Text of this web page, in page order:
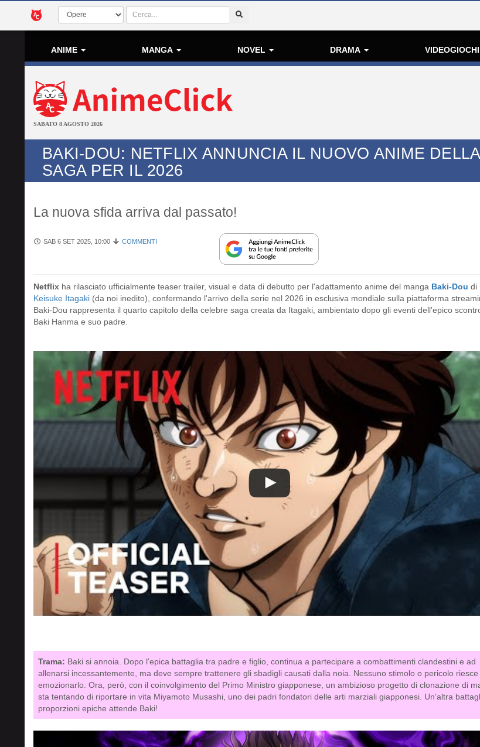
ANIME MANGA NOVEL DRAMA VIDEOGIOCHI
SABATO 8 AGOSTO 2026
BAKI-DOU: NETFLIX ANNUNCIA IL NUOVO ANIME DELLA
SAGA PER IL 2026
La nuova sfida arriva dal passato!
SAB 6 SET 2025, 10:00 COMMENTI
Netflix ha rilasciato ufficialmente teaser trailer, visual e data di debutto per l'adattamento anime del manga Baki-Dou di
Keisuke Itagaki (da noi inedito), confermando l'arrivo della serie nel 2026 in esclusiva mondiale sulla piattaforma
Baki-Dou rappresenta il quarto capitolo della celebre saga creata da Itagaki, ambientato dopo gli eventi dell'epico
Baki Hanma e suo padre.
Trama: Baki si annoia. Dopo l'epica battaglia tra padre e figlio, continua a partecipare a combattimenti clandestini e ad
allenarsi incessantemente, ma deve sempre trattenere gli sbadigli causati dalla noia. Nessuno stimolo o pericolo
emozionarlo. Ora, però, con il coinvolgimento del Primo Ministro giapponese, un ambizioso progetto di clonazione di
sta tentando di riportare in vita Miyamoto Musashi, uno dei padri fondatori delle arti marziali giapponesi. Un'altra
proporzioni epiche attende Baki!